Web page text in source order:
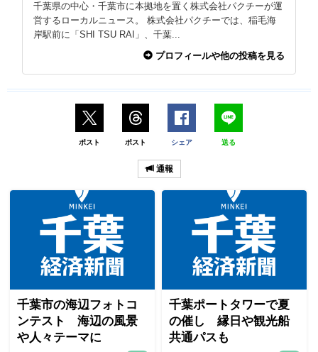
千葉県の中心・千葉市に本拠地を置く株式会社パクチーが運
営するローカルニュース。 株式会社パクチーでは、稲毛海
岸駅前に「SHI TSU RAI」、千葉...
プロフィールや他の投稿を見る
ポスト ポスト シェア 送る
通報
千葉市の海辺フォトコ
ンテスト 海辺の風景
や人々テーマに
千葉ポートタワーで夏
の催し 縁日や観光船
共通パスも